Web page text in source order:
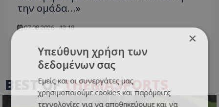
την ομάδα…»
07.08.2026 - 13:18
BEST OFTHEMASPORTS
×
Υπεύθυνη χρήση των
δεδομένων σας
Εμείς και οι συνεργάτες μας
χρησιμοποιούμε cookies και παρόμοιες
τεχνολογίες για να αποθηκεύουμε και να